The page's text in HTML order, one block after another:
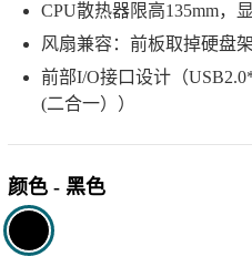
CPU散热器限高135mm，
风扇兼容：前板取掉硬盘
前部I/O接口设计（
(二合一））
颜色 - 黑色